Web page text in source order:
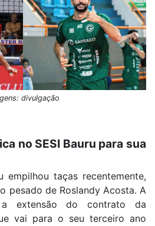
divulgação
no SESI Bauru para sua
empilhou taças recentemente,
pesado de Roslandy Acosta. A
extensão do contrato da
vai para o seu terceiro ano